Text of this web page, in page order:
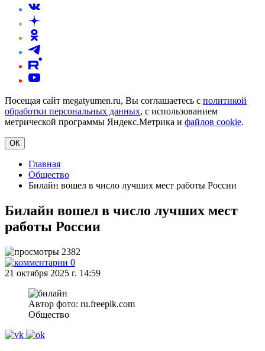
Посещая сайт megatyumen.ru, Вы соглашаетесь с политикой
обработки персональных данных, с использованием
метрической программы Яндекс.Метрика и файлов cookie.
ОК
Главная
Общество
Билайн вошел в число лучших мест работы России
Билайн вошел в число лучших мест
работы России
2382
0
21 октября 2025 г. 14:59
Автор фото: ru.freepik.com
Общество